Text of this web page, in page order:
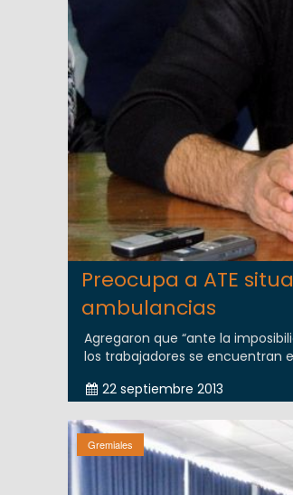
Preocupa a ATE
ambulancias
Agregaron que “ante la
los trabajadores se encuentran
22 septiembre 2013
Gremiales